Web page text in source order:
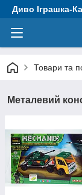
Диво Іграшка-
Товари та
Металевий